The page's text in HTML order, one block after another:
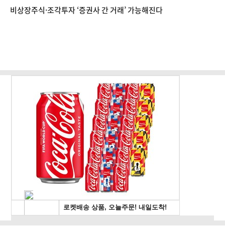
비상장주식·조각투자 ‘증권사 간 거래’ 가능해진다